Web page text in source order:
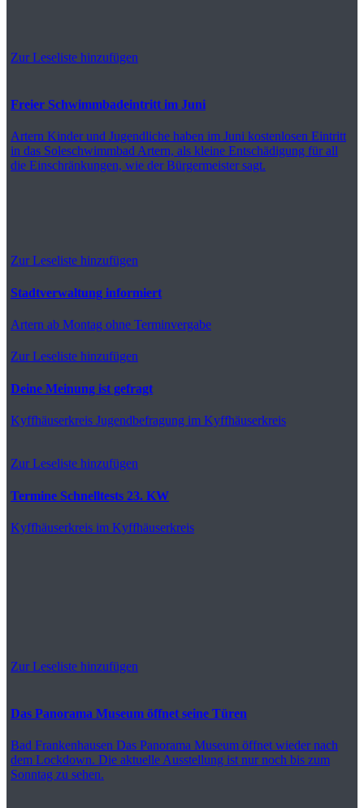
Zur Leseliste hinzufügen
Freier Schwimmbadeintritt im Juni
Artern Kinder und Jugendliche haben im Juni kostenlosen Eintritt
in das Soleschwimmbad Artern, als kleine Entschädigung für all
die Einschränkungen, wie der Bürgermeister sagt.
Zur Leseliste hinzufügen
Stadtverwaltung informiert
Artern ab Montag ohne Terminvergabe
Zur Leseliste hinzufügen
Deine Meinung ist gefragt
Kyffhäuserkreis Jugendbefragung im Kyffhäuserkreis
Zur Leseliste hinzufügen
Termine Schnelltests 23. KW
Kyffhäuserkreis im Kyffhäuserkreis
Zur Leseliste hinzufügen
Das Panorama Museum öffnet seine Türen
Bad Frankenhausen Das Panorama Museum öffnet wieder nach
dem Lockdown. Die aktuelle Ausstellung ist nur noch bis zum
Sonntag zu sehen.